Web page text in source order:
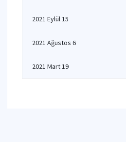
2021 Eylül 15
2021 Ağustos 6
2021 Mart 19